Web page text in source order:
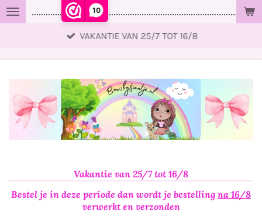
10
Ga
VAKANTIE VAN 25/7 TOT 16/8
Vakantie van 25/7 tot 16/8
Bestel je in deze periode dan wordt je bestelling na 16/8
verwerkt en verzonden